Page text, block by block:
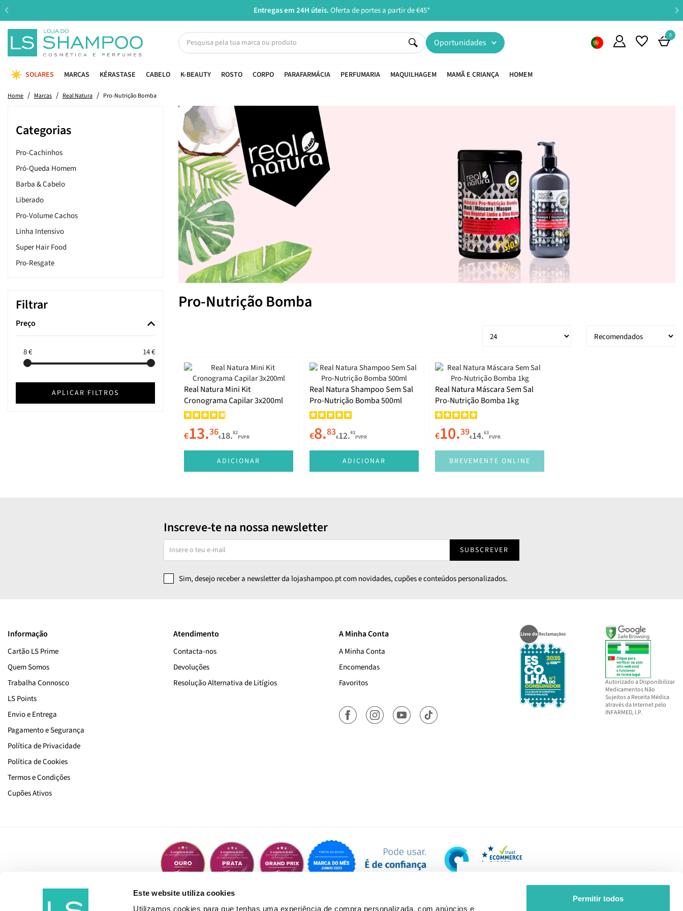
Este website utiliza cookies
Utilizamos cookies para que tenhas uma experiência de compra personalizada, com anúncios e
Permitir todos
Entregas em 24H úteis.Oferta de portes a partir de €45*
Oportunidades
0
SOLARES MARCAS KÉRASTASE CABELO K-BEAUTY ROSTO CORPO PARAFARMÁCIA PERFUMARIA MAQUILHAGEM MAMÃ E CRIANÇA HOMEM
Home Marcas Real Natura Pro-Nutrição Bomba
Categorias
Pro-Cachinhos
Pró-Queda Homem
Barba & Cabelo
Liberado
Pro-Volume Cachos
Linha Intensivo
Super Hair Food
Pro-Resgate
Corpo & Rosto
Poderoso Cabelão
Cachos Crush
Pro-Cachos Sem Nós
Pro-Plástica Capilar
Puro Argan
Pro-Anticaspa
Puro Liso Escova Progressiva
Alho
Pro-Crescimento
Pro-Força Crina
Pro-Cor & Tom
Pro-Reparação Bomba Café
Cachos do Brasil
Filtrar
Preço
8€ 14€
APLICAR FILTROS
Pro-Nutrição Bomba
Real Natura Mini Kit
Cronograma Capilar 3x200ml
€13.36€18.82
PVPR
ADICIONAR
Real Natura Shampoo Sem Sal
Pro-Nutrição Bomba 500ml
€8.83€12.43
PVPR
ADICIONAR
Real Natura Máscara Sem Sal
Pro-Nutrição Bomba 1kg
€10.39€14.63
PVPR
BREVEMENTE ONLINE
Inscreve-te na nossa newsletter
SUBSCREVER
Sim, desejo receber a newsletter da lojashampoo.pt com novidades, cupões e conteúdos personalizados.
Informação
Cartão LS Prime
Quem Somos
Trabalha Connosco
LS Points
Envio e Entrega
Pagamento e Segurança
Política de Privacidade
Política de Cookies
Termos e Condições
Cupões Ativos
Atendimento
Contacta-nos
Devoluções
Resolução Alternativa de Litígios
A Minha Conta
A Minha Conta
Encomendas
Favoritos
Autorizado a Disponibilizar
Medicamentos Não
Sujeitos a Receita Médica
através da Internet pelo
INFARMED, I.P.